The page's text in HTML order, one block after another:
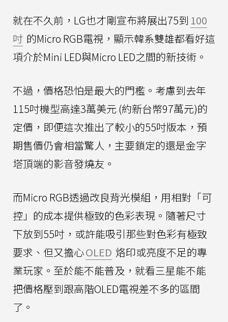
就在不久前，LG也才剛宣布將展出75到 100
吋 的Micro RGB電視，顯示韓系雙雄都看好這
項介於Mini LED與Micro LED之間的新技術。
不過，價格恐怕是最大的門檻。考慮到去年
115吋機型高達3萬美元 (約新台幣97萬元)的
定價，即便這次推出了較小的55吋版本，預
期售價仍會相當驚人，主要鎖定的還是金字
塔頂端的影音發燒友。
而Micro RGB透過改良背光模組，用相對「可
控」的成本提供極致的色彩表現。隨著尺寸
下放到55吋，或許能吸引那些對色彩有極致
要求、但又擔心OLED 烙印或亮度不足的專
業玩家。至於能不能普及，就看三星能不能
把價格壓到跟高階OLED電視差不多的區間
了。